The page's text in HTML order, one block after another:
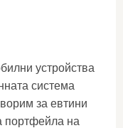
устройства
система
за евтини
портфейла на